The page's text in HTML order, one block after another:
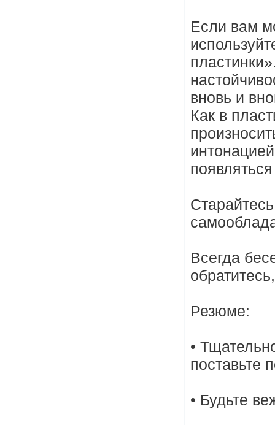
Если вам
вновь и
Как в
Всегда
Резюме:
•
поставьте
• Будьте